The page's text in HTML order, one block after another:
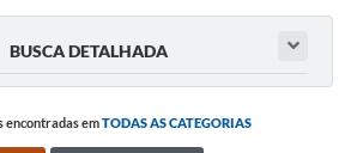
BUSCA DETALHADA
encontradas emTODAS AS CATEGORIAS